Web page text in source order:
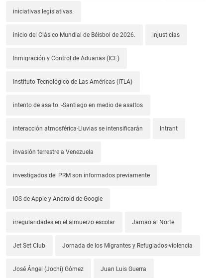
iniciativas legislativas.
inicio del Clásico Mundial de Béisbol de 2026. injusticias
Inmigración y Control de Aduanas (ICE)
Instituto Tecnológico de Las Américas (ITLA)
intento de asalto. -Santiago en medio de asaltos
interacción atmosférica-Lluvias se intensificarán Intrant
invasión terrestre a Venezuela
investigados del PRM son informados previamente
iOS de Apple y Android de Google
irregularidades en el almuerzo escolar Jamao al Norte
Jet Set Club Jornada de los Migrantes y Refugiados-violencia
José Ángel (Jochi) Gómez Juan Luis Guerra